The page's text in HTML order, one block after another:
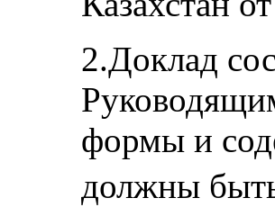
2.Доклад
формы и
должны